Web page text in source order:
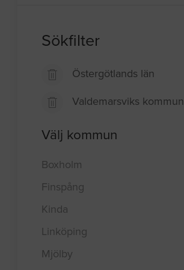
Sökfilter
Östergötlands län
Valdemarsviks kommun
Välj kommun
Boxholm
Finspång
Kinda
Linköping
Mjölby